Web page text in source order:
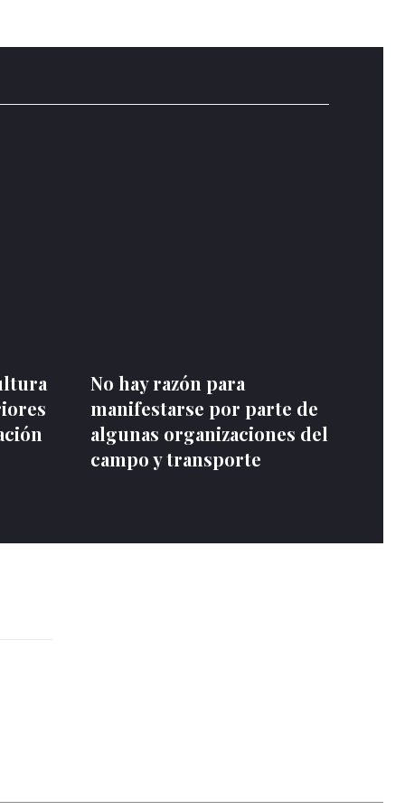
No hay razón para
manifestarse por parte de
algunas organizaciones del
campo y transporte